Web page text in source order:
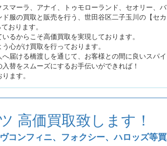
マーラ、アナイ、トゥモローランド、セオリー、
服の買取と販売を行う、世田谷区二子玉川の【セカ
おります。
るからこそ高価買取を実現しております。
心がけ買取を行っております。
届ける橋渡しを通じて、お客様との間に良いスパイ
替をスムーズにするお手伝いができれば！
ます。
高価買取致します！
コンフィニ、フォクシー、ハロッズ等買